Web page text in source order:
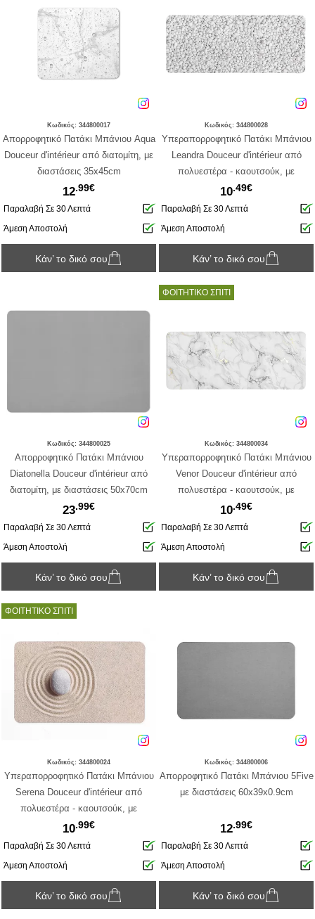
Κωδικός: 344800017
Απορροφητικό Πατάκι Μπάνιου Aqua
Douceur d'intérieur από διατομίτη, με
διαστάσεις 35x45cm
12.99€
Παραλαβή Σε 30 Λεπτά
Άμεση Αποστολή
Κάν’ το δικό σου
Κωδικός: 344800028
Υπεραπορροφητικό Πατάκι Μπάνιου
Leandra Douceur d'intérieur από
πολυεστέρα - καουτσούκ, με
διαστάσεις 50x120cm
10.49€
Παραλαβή Σε 30 Λεπτά
Άμεση Αποστολή
Κάν’ το δικό σου
Κωδικός: 344800025
Απορροφητικό Πατάκι Μπάνιου
Diatonella Douceur d'intérieur από
διατομίτη, με διαστάσεις 50x70cm
23.99€
Παραλαβή Σε 30 Λεπτά
Άμεση Αποστολή
Κάν’ το δικό σου
ΦΟΙΤΗΤΙΚΟ ΣΠΙΤΙ
Κωδικός: 344800034
Υπεραπορροφητικό Πατάκι Μπάνιου
Venor Douceur d'intérieur από
πολυεστέρα - καουτσούκ, με
διαστάσεις 50x120cm
10.49€
Παραλαβή Σε 30 Λεπτά
Άμεση Αποστολή
Κάν’ το δικό σου
ΦΟΙΤΗΤΙΚΟ ΣΠΙΤΙ
Κωδικός: 344800024
Υπεραπορροφητικό Πατάκι Μπάνιου
Serena Douceur d'intérieur από
πολυεστέρα - καουτσούκ, με
διαστάσεις 50x80cm
10.99€
Παραλαβή Σε 30 Λεπτά
Άμεση Αποστολή
Κάν’ το δικό σου
Κωδικός: 344800006
Απορροφητικό Πατάκι Μπάνιου 5Five
με διαστάσεις 60x39x0.9cm
12.99€
Παραλαβή Σε 30 Λεπτά
Άμεση Αποστολή
Κάν’ το δικό σου